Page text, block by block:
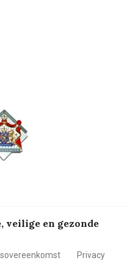
veilige en gezonde
Privacy